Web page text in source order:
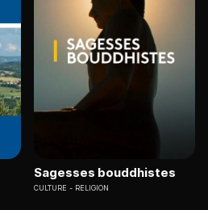
Sagesses bouddhistes
CULTURE RELIGION